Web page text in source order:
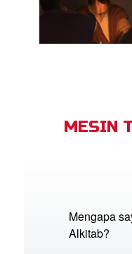
MESIN
Mengapa
Alkitab?